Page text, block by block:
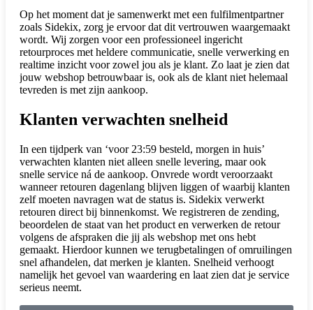
Op het moment dat je samenwerkt met een fulfilmentpartner
zoals Sidekix, zorg je ervoor dat dit vertrouwen waargemaakt
wordt. Wij zorgen voor een professioneel ingericht
retourproces met heldere communicatie, snelle verwerking en
realtime inzicht voor zowel jou als je klant. Zo laat je zien dat
jouw webshop betrouwbaar is, ook als de klant niet helemaal
tevreden is met zijn aankoop.
Klanten verwachten snelheid
In een tijdperk van ‘voor 23:59 besteld, morgen in huis’
verwachten klanten niet alleen snelle levering, maar ook
snelle service ná de aankoop. Onvrede wordt veroorzaakt
wanneer retouren dagenlang blijven liggen of waarbij klanten
zelf moeten navragen wat de status is. Sidekix verwerkt
retouren direct bij binnenkomst. We registreren de zending,
beoordelen de staat van het product en verwerken de retour
volgens de afspraken die jij als webshop met ons hebt
gemaakt. Hierdoor kunnen we terugbetalingen of omruilingen
snel afhandelen, dat merken je klanten. Snelheid verhoogt
namelijk het gevoel van waardering en laat zien dat je service
serieus neemt.